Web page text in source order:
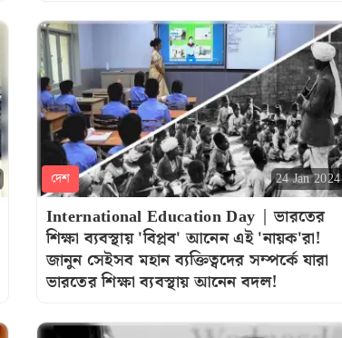
দেশ 24 Jan 2024
International Education Day | ভারতের
শিক্ষা ব্যবস্থায় 'বিপ্লব' আনেন এই 'নায়ক'রা!
জানুন সেইসব মহান ব্যক্তিত্বদের সম্পর্কে যারা
ভারতের শিক্ষা ব্যবস্থায় আনেন বদল!